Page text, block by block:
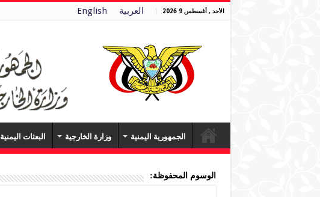
الأحد , أغسطس 9 2026 العربية English
الجمهورية اليمنية وزارة الخارجية البعثات اليمنية
الوسوم المحفوظة: